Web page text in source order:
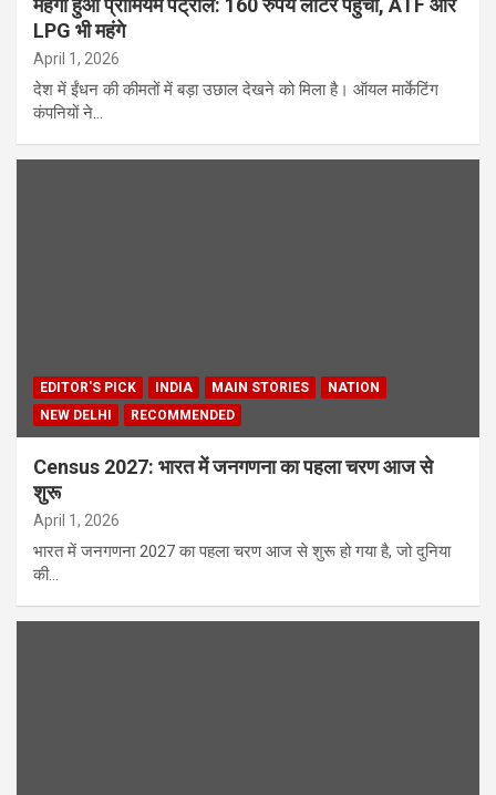
महंगा हुआ प्रीमियम पेट्रोल: 160 रुपये लीटर पहुंचा, ATF और
LPG भी महंगे
April 1, 2026
देश में ईंधन की कीमतों में बड़ा उछाल देखने को मिला है। ऑयल मार्केटिंग
कंपनियों ने…
EDITOR'S PICK INDIA MAIN STORIES
NATION
NEW DELHI
RECOMMENDED
Census 2027: भारत में जनगणना का पहला चरण आज से
शुरू
April 1, 2026
भारत में जनगणना 2027 का पहला चरण आज से शुरू हो गया है, जो दुनिया
की…